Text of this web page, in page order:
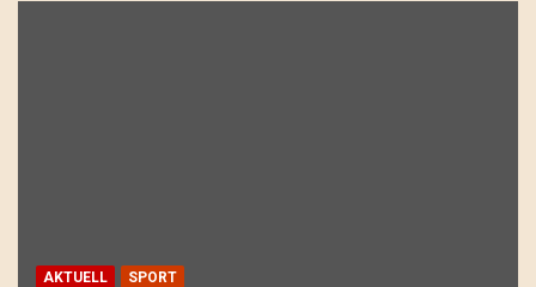
AKTUELL SPORT